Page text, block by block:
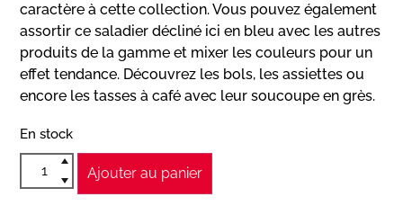
caractère à cette collection. Vous pouvez également
assortir ce saladier décliné ici en bleu avec les autres
produits de la gamme et mixer les couleurs pour un
effet tendance. Découvrez les bols, les assiettes ou
encore les tasses à café avec leur soucoupe en grès.
En stock
Ajouter au panier